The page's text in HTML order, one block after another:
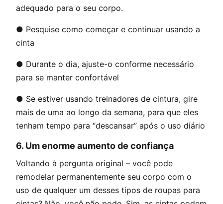
adequado para o seu corpo.
● Pesquise como começar e continuar usando a
cinta
● Durante o dia, ajuste-o conforme necessário
para se manter confortável
● Se estiver usando treinadores de cintura, gire
mais de uma ao longo da semana, para que eles
tenham tempo para “descansar” após o uso diário
6. Um enorme aumento de confiança
Voltando à pergunta original – você pode
remodelar permanentemente seu corpo com o
uso de qualquer um desses tipos de roupas para